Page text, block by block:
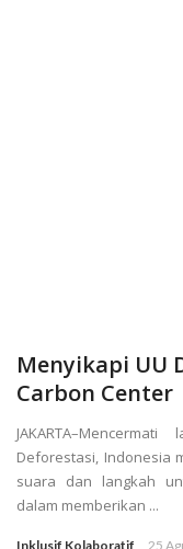
Menyikapi UU
Carbon Center
Deforestasi, Indonesia
suara dan langkah
dalam memberikan ...
Inklusif Kolaboratif 25